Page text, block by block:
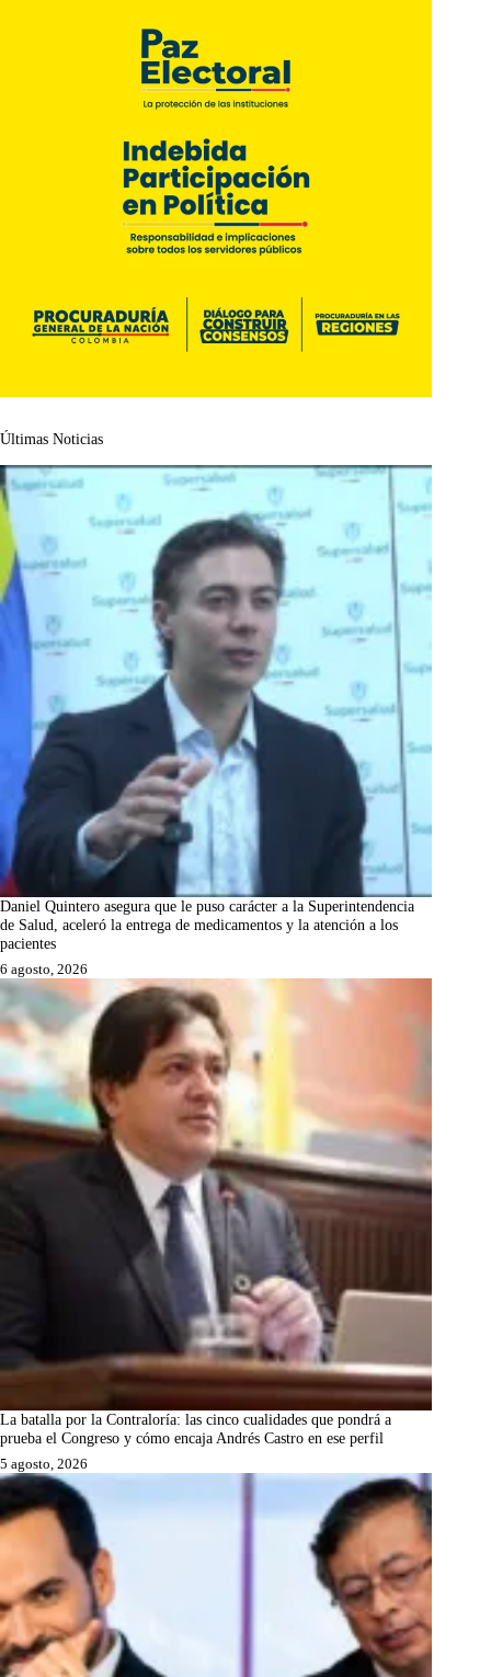
Últimas Noticias
Daniel Quintero asegura que le puso carácter a la Superintendencia
de Salud, aceleró la entrega de medicamentos y la atención a los
pacientes
6 agosto, 2026
La batalla por la Contraloría: las cinco cualidades que pondrá a
prueba el Congreso y cómo encaja Andrés Castro en ese perfil
5 agosto, 2026